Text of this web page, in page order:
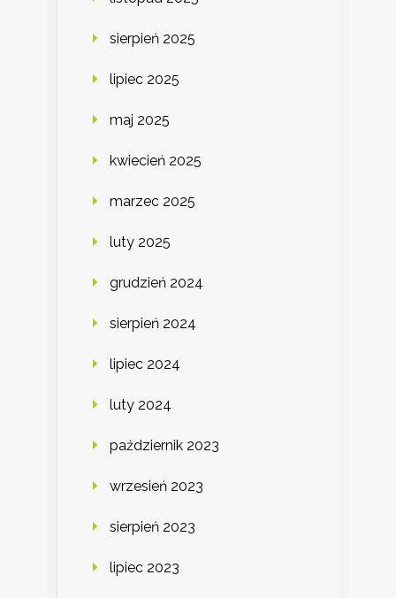
sierpień 2025
lipiec 2025
maj 2025
kwiecień 2025
marzec 2025
luty 2025
grudzień 2024
sierpień 2024
lipiec 2024
luty 2024
październik 2023
wrzesień 2023
sierpień 2023
lipiec 2023